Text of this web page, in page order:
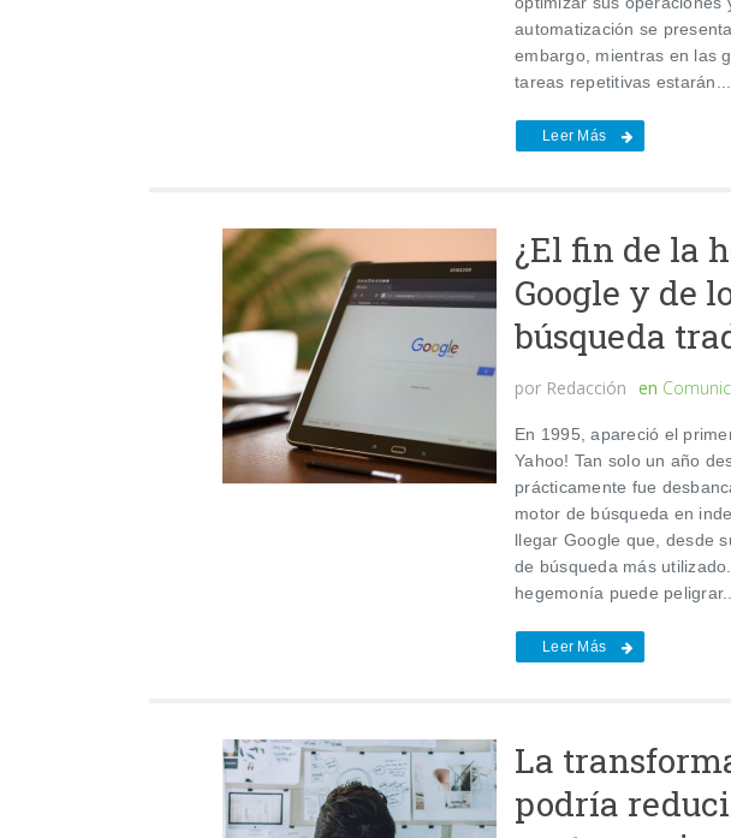
automatización se
embargo, mientras en las
tareas repetitivas estarán...
Leer Más
¿El fin de la
Google y de
búsqueda
por Redacción en
En 1995, apareció el
Yahoo! Tan solo un año
prácticamente fue
motor de búsqueda en
llegar Google que, desde
de búsqueda más
hegemonía puede
Leer Más
La
podría